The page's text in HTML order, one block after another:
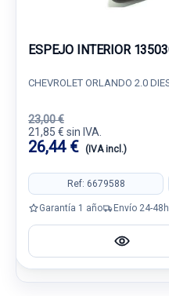
ESPEJO INTERIOR
CHEVROLET ORLANDO 2.0
23,00 €
21,85 € sin IVA.
26,44 € (IVA incl.)
Ref: 6679588
Garantía 1 año Envío 24-48h